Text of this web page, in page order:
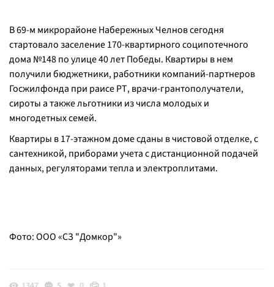
В 69-м микрорайоне Набережных Челнов сегодня
стартовало заселение 170-квартирного соципотечного
дома №148 по улице 40 лет Победы. Квартиры в нем
получили бюджетники, работники компаний-партнеров
Госжилфонда при раисе РТ, врачи-грантополучатели,
сироты а также льготники из числа молодых и
многодетных семей.
Квартиры в 17-этажном доме сданы в чистовой отделке, с
сантехникой, приборами учета с дистанционной подачей
данных, регуляторами тепла и электроплитами.
Фото: ООО «СЗ "Домкор"»